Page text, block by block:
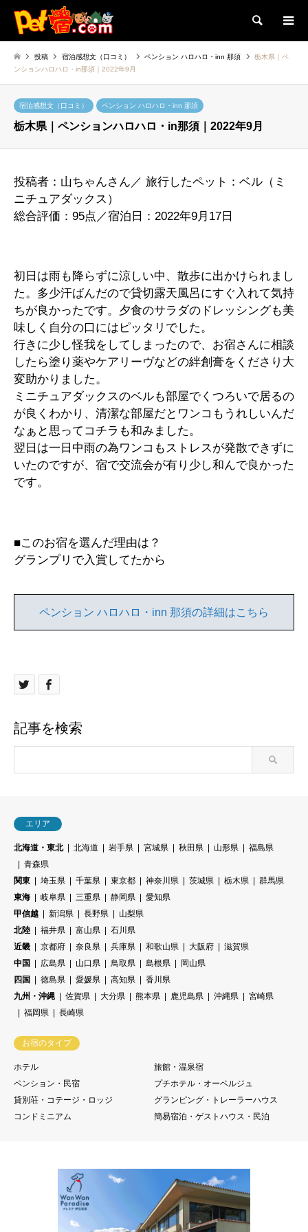
検索
投稿 宿泊感想文（口コミ） ペンション ハロハロ・inn 那須
栃木県｜ペ
ンションハロハロ・in那須｜2022年9月
宿泊感想文（口コミ） ペンション ハロハロ・inn 那須
栃木県｜ペンションハロハロ・in那須｜2022年9月
投稿者：山ちゃんさん／ 旅行したペット：ベル（ミ
ニチュアダックス）
総合評価：95点／宿泊日：2022年9月17日
初日は雨も降らずに涼しい中、散歩に出かけられまし
た。多少汗ばんだので貸切露天風呂にすぐ入れて気持
ちが良かったです。夕食のサラダのドレッシングも美
味しく自分の口にはピッタリでした。
行きに少し怪我をしてしまったので、お宿さんに相談
したら塗り薬やケアリーヴなどの絆創膏をくださり大
変助かりました。
ミニチュアダックスのベルも部屋でくつろいで居るの
が良くわかり、清潔な部屋だとワンコもうれしいんだ
なぁと思ってコチラも和みました。
翌日は一日中雨の為ワンコもストレスが発散できずに
いたのですが、宿で交流会が有り少し和んで良かった
です。
■このお宿を選んだ理由は？
グランプリで入賞してたから
ペンション ハロハロ・inn 那須の詳細はこちら
記事を検索
エリア
北海道・東北 北海道 岩手県 宮城県 秋田県 山形県
福島県
青森県
関東
埼玉県 千葉県 東京都 神奈川県 茨城県 栃木県
群馬県
東海
岐阜県 三重県 静岡県
愛知県
甲信越
新潟県 長野県
山梨県
北陸
福井県 富山県
石川県
近畿
京都府 奈良県 兵庫県 和歌山県 大阪府
滋賀県
中国
広島県 山口県 鳥取県 島根県
岡山県
四国
徳島県 愛媛県 高知県
香川県
九州・沖縄
佐賀県 大分県 熊本県 鹿児島県 沖縄県
宮崎県
福岡県
長崎県
お宿のタイプ
ホテル
旅館・温泉宿
ペンション・民宿
プチホテル・オーベルジュ
貸別荘・コテージ・ロッジ
グランピング・トレーラーハウス
コンドミニアム
簡易宿泊・ゲストハウス・民泊